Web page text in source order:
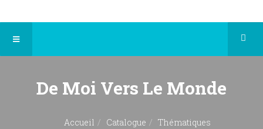
De Moi Vers Le Monde
Accueil Catalogue
Thématiques